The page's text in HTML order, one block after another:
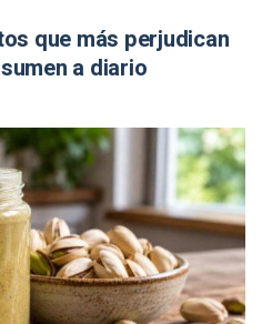
que más perjudican
a diario